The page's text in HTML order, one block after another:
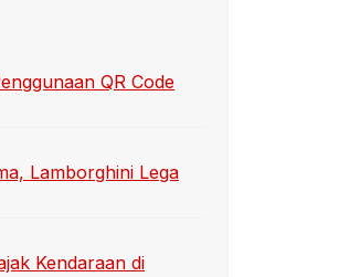
QR Code
Lamborghini Lega
Kendaraan di